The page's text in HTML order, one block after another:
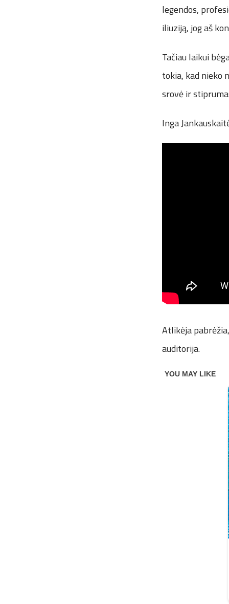
legendos,
iliuziją, jog aš
Tačiau laikui
tokia, kad nieko
srovė ir
Inga
Atlikėja
auditorija.